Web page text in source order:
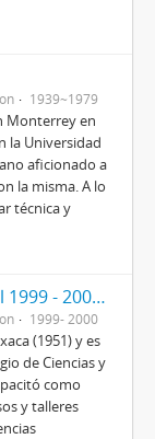
1939~1979
Monterrey en
la Universidad
aficionado a
la misma. A lo
técnica y
Colección Paro Estudiantil 1999 - 2000 (Mario Antonio García Martínez)
1999- 2000
(1951) y es
de Ciencias y
como
y talleres